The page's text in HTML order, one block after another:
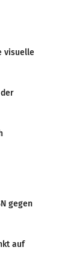
visuelle
gegen
auf